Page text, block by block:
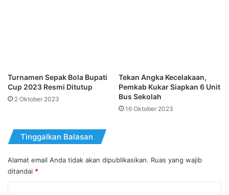
Turnamen Sepak Bola Bupati
Cup 2023 Resmi Ditutup
2 Oktober 2023
Tekan Angka Kecelakaan,
Pemkab Kukar Siapkan 6 Unit
Bus Sekolah
16 Oktober 2023
Tinggalkan Balasan
Alamat email Anda tidak akan dipublikasikan. Ruas yang wajib
ditandai *